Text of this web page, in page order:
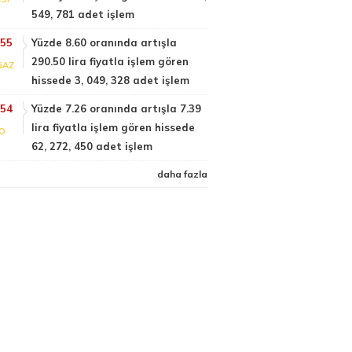
549, 781 adet işlem
Yüzde 8.60 oranında artışla
290.50 lira fiyatla işlem gören
hissede 3, 049, 328 adet işlem
Yüzde 7.26 oranında artışla 7.39
lira fiyatla işlem gören hissede
62, 272, 450 adet işlem
daha fazla